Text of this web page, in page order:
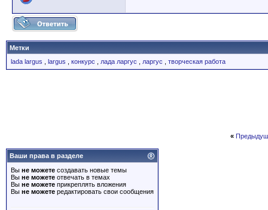
Метки
lada largus
largus конкурс лада ларгус ларгус творческая работа
«
Ваши права в разделе
Вы не можете создавать новые темы
Вы не можете отвечать в темах
Вы не можете прикреплять вложения
Вы не можете редактировать свои сообщения